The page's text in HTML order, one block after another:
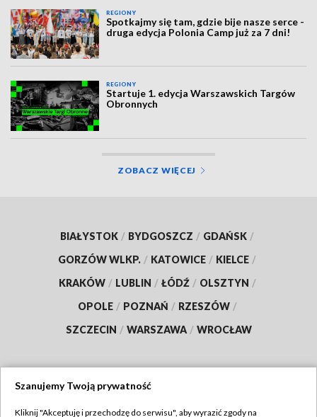
REGIONY
Spotkajmy się tam, gdzie bije nasze serce -
druga edycja Polonia Camp już za 7 dni!
REGIONY
Startuje 1. edycja Warszawskich Targów
Obronnych
ZOBACZ WIĘCEJ
BIAŁYSTOK / BYDGOSZCZ / GDAŃSK /
GORZÓW WLKP. / KATOWICE / KIELCE /
KRAKÓW / LUBLIN / ŁÓDŹ / OLSZTYN /
OPOLE / POZNAŃ / RZESZÓW /
SZCZECIN / WARSZAWA / WROCŁAW
Szanujemy Twoją prywatność
Kliknij "Akceptuję i przechodzę do serwisu", aby wyrazić zgody na